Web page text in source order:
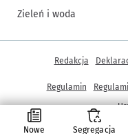
Nowe Segregacja
Zieleń i woda
Inne
Redakcja
Regulamin